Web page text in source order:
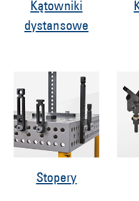
Kątowniki
dystansowe
Stopery